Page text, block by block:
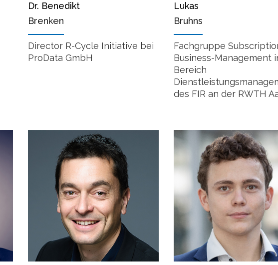
Dr. Benedikt
Brenken
Director R-Cycle Initiative bei
ProData GmbH
Lukas
Bruhns
Fachgruppe
Business-Management
Bereich
des FIR an der RWTH